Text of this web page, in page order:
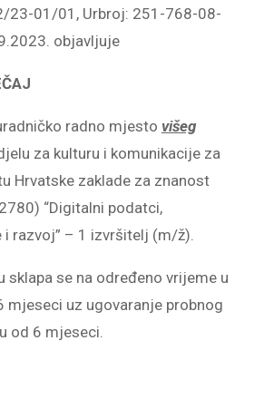
23-01/01, Urbroj: 251-768-08-
objavljuje
radno mjesto višeg
za kulturu i komunikacije za
Hrvatske zaklade za znanost
“Digitalni podatci,
razvoj” – 1 izvršitelj (m/ž).
sklapa se na određeno vrijeme u
mjeseci uz ugovaranje probnog
od 6 mjeseci.